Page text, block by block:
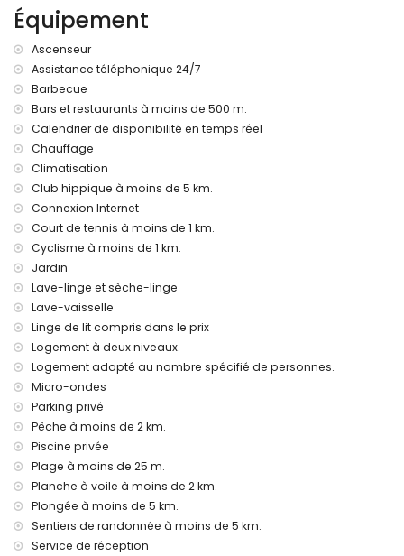
ville la plus proche : Denia (à moins de 5 kilomètres de la
villa)
rive ou berge la plus proche : la mer Méditerranée (à moins
de 25 mètres de la villa)
plage la plus proche : Les Marines (à moins de 25 mètres
de la villa)
port le plus proche : Puerto de Denia (à moins de 4
kilomètres de la villa)
parc le plus proche : Montgó (à moins de 15 kilomètres de
la villa)
aéroport le plus proche : Valence (à plus de 100 kilomètres)
kilomètres de la villa)
les animaux de compagnie ne sont pas admis
Le bâtiment où se trouve l'hébergement dispose d'un
ascenseur.
L'hébergement est très adapté aux familles avec enfants
Équipements et services inclus dans le prix de location de
cette villa de luxe
internet (WiFi)
aspirateur et fer et planche à repasser
linge de lit et serviettes
service de réception et service d'urgence 24h/24
chauffage par air
Équipements et services à supplément
lit supplémentaire et lit bébé/berceau (sur demande)
Divertissements et activités pour vos vacances à Denia,
Costa Blanca
Équipement
Ascenseur
Assistance téléphonique 24/7
Barbecue
Bars et restaurants à moins de 500 m.
Calendrier de disponibilité en temps réel
Chauffage
Climatisation
Club hippique à moins de 5 km.
Connexion Internet
Court de tennis à moins de 1 km.
Cyclisme à moins de 1 km.
Jardin
Lave-linge et sèche-linge
Lave-vaisselle
Linge de lit compris dans le prix
Logement à deux niveaux.
Logement adapté au nombre spécifié de personnes.
Micro-ondes
Parking privé
Pêche à moins de 2 km.
Piscine privée
Plage à moins de 25 m.
Planche à voile à moins de 2 km.
Plongée à moins de 5 km.
Sentiers de randonnée à moins de 5 km.
Service de réception